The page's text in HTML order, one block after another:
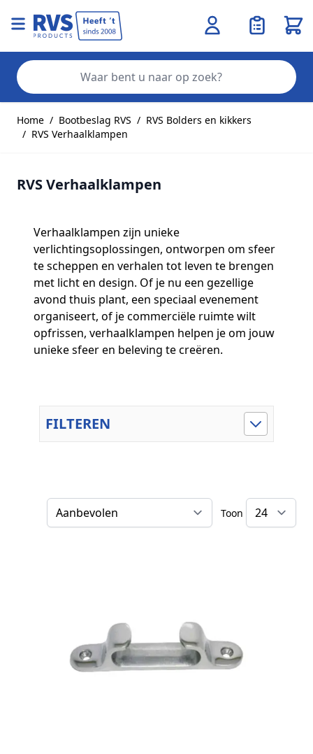
Home / Bootbeslag RVS / RVS Bolders en kikkers
/ RVS Verhaalklampen
RVS Verhaalklampen
Verhaalklampen zijn unieke
verlichtingsoplossingen, ontworpen om sfeer
te scheppen en verhalen tot leven te brengen
met licht en design. Of je nu een gezellige
avond thuis plant, een speciaal evenement
organiseert, of je commerciële ruimte wilt
opfrissen, verhaalklampen helpen je om jouw
unieke sfeer en beleving te creëren.
FILTEREN
Sorteer op
Toon